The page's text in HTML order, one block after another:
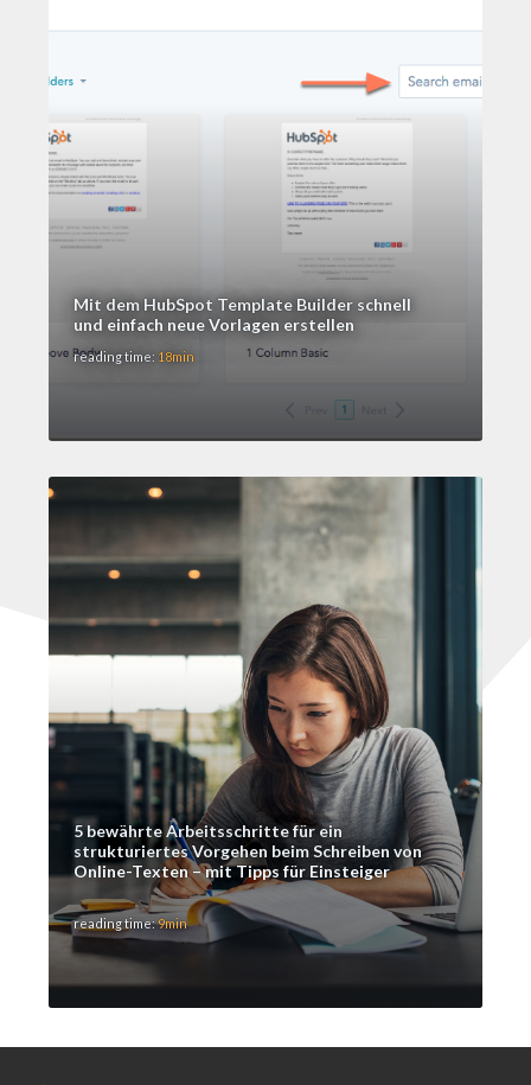
Mit dem HubSpot Template Builder schnell
und einfach neue Vorlagen erstellen
reading time: 18min
5 bewährte Arbeitsschritte für ein
strukturiertes Vorgehen beim Schreiben von
Online-Texten – mit Tipps für Einsteiger
reading time:9min